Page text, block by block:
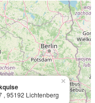
, 95192 Lichtenberg
×